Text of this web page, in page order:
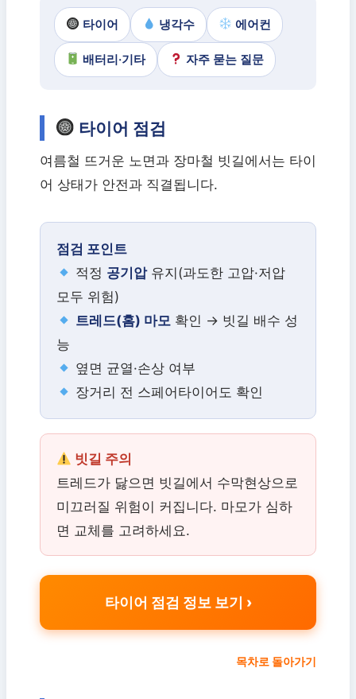
타이어 냉각수 에어컨
배터리·기타 자주 묻는 질문
타이어 점검
여름철 뜨거운 노면과 장마철 빗길에서는 타이
어 상태가 안전과 직결됩니다.
점검 포인트
적정 공기압유지(과도한 고압·저압
모두 위험)
트레드(홈) 마모 확인 → 빗길 배수 성
능
옆면 균열·손상 여부
장거리 전 스페어타이어도 확인
빗길 주의
트레드가 닳으면 빗길에서 수막현상으로
미끄러질 위험이 커집니다. 마모가 심하
면 교체를 고려하세요.
타이어 점검 정보 보기
목차로 돌아가기